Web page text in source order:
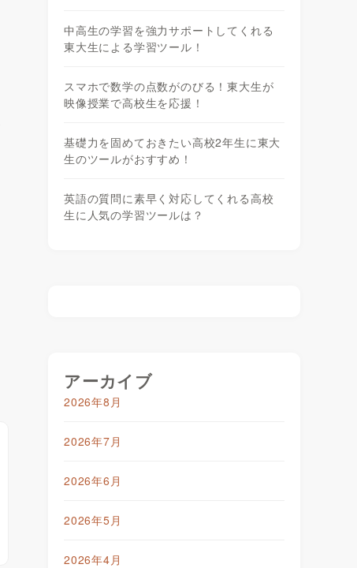
中高生の学習を強力サポートしてくれる
東大生による学習ツール！
スマホで数学の点数がのびる！東大生が
映像授業で高校生を応援！
基礎力を固めておきたい高校2年生に東大
生のツールがおすすめ！
英語の質問に素早く対応してくれる高校
生に人気の学習ツールは？
アーカイブ
2026年8月
2026年7月
2026年6月
2026年5月
2026年4月